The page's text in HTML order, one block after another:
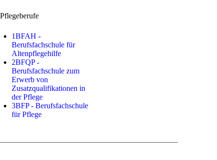
Pflegeberufe
1BFAH -
Berufsfachschule für
Altenpflegehilfe
2BFQP -
Berufsfachschule zum
Erwerb von
Zusatzqualifikationen in
der Pflege
3BFP - Berufsfachschule
für Pflege